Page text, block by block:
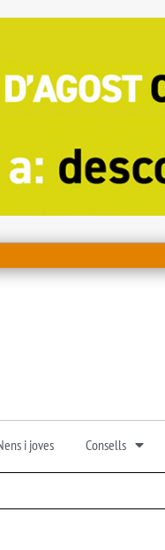
i joves Consells